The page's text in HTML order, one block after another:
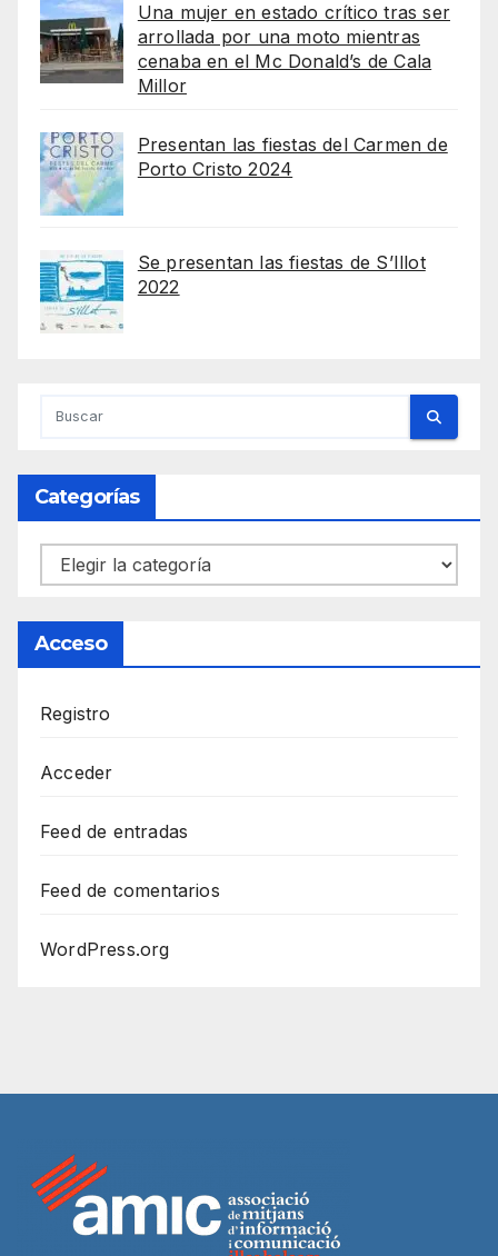
Una mujer en estado crítico tras ser
arrollada por una moto mientras
cenaba en el Mc Donald’s de Cala
Millor
Presentan las fiestas del Carmen de
Porto Cristo 2024
Se presentan las fiestas de S’Illot
2022
Categorías
Categorías
Acceso
Registro
Acceder
Feed de entradas
Feed de comentarios
WordPress.org